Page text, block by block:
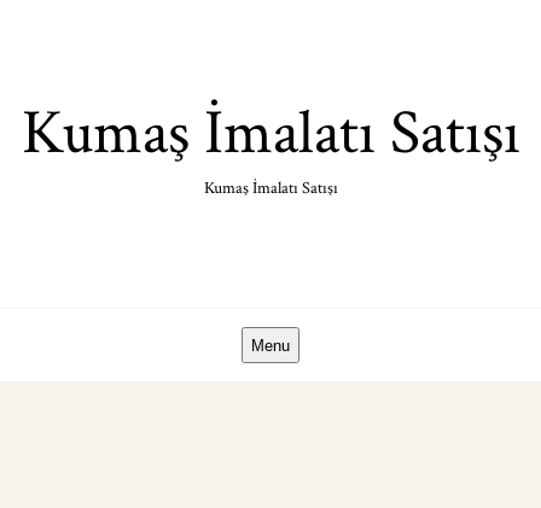
Kumaş İmalatı Satışı
Kumaş İmalatı Satışı
Menu